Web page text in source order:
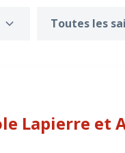
Toutes les
Lapierre et